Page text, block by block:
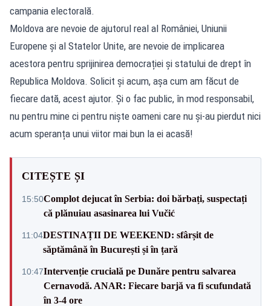
campania electorală.
Moldova are nevoie de ajutorul real al României, Uniunii
Europene și al Statelor Unite, are nevoie de implicarea
acestora pentru sprijinirea democrației și statului de drept în
Republica Moldova. Solicit și acum, așa cum am făcut de
fiecare dată, acest ajutor. Și o fac public, în mod responsabil,
nu pentru mine ci pentru niște oameni care nu și-au pierdut nici
acum speranța unui viitor mai bun la ei acasă!
CITEȘTE ȘI
15:50Complot dejucat în Serbia: doi bărbați, suspectați
că plănuiau asasinarea lui Vučić
11:04DESTINAȚII DE WEEKEND: sfârșit de
săptămână în București și în țară
10:47Intervenție crucială pe Dunăre pentru salvarea
Cernavodă. ANAR: Fiecare barjă va fi scufundată
în 3-4 ore